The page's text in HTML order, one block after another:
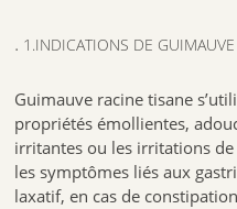
. 1.INDICATIONS DE
Guimauve racine tisane
propriétés émollientes,
irritantes ou les irritations
les symptômes liés aux
laxatif, en cas de